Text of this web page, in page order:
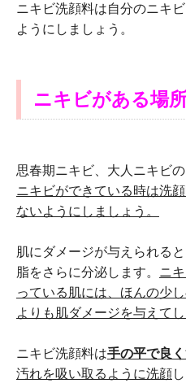
ニキビ洗顔料は自分のニキ
ようにしましょう。
ニキビがある場
思春期ニキビ、大人ニキビ
ニキビができている時は洗
ないようにしましょう。
肌にダメージが与えられる
脂をさらに分泌します。 ニ
っている肌には、ほんの少
よりも肌ダメージを与えてし
ニキビ洗顔料は手の平で良
汚れを吸い取るように洗顔